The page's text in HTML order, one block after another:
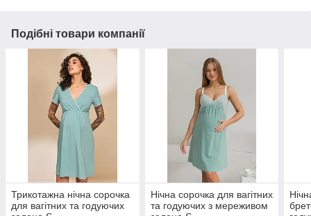
Подібні товари компанії
Трикотажна нічна сорочка
для вагітних та годуючих
Нічна сорочка для вагітних
та годуючих з мереживом